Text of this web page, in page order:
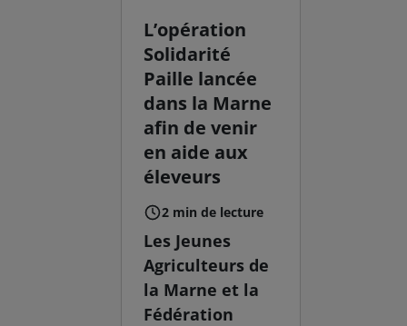
L’opération
Solidarité
Paille lancée
dans la Marne
afin de venir
en aide aux
éleveurs
2 min de lecture
Les Jeunes
Agriculteurs de
la Marne et la
Fédération